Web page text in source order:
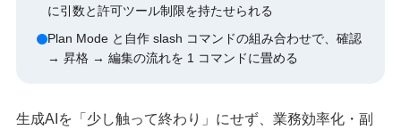
に引数と許可ツール制限を持たせられる
Plan Mode と自作 slash コマンドの組み合わせで、確認
→ 昇格 → 編集の流れを 1 コマンドに畳める
生成AIを「少し触って終わり」にせず、業務効率化・副